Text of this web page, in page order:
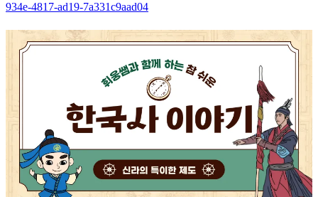
934e-4817-ad19-7a331c9aad04